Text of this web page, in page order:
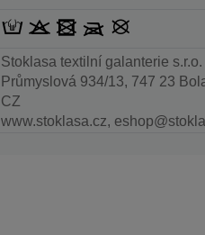
Stoklasa textilní galanterie s.r.o.
Průmyslová 934/13, 747 23
CZ
www.stoklasa.cz,